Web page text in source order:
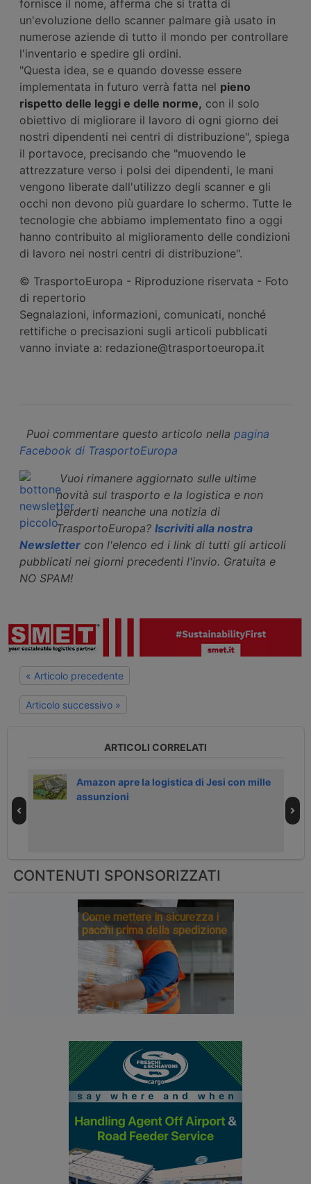
fornisce il nome, afferma che si tratta di
un'evoluzione dello scanner palmare già usato in
numerose aziende di tutto il mondo per controllare
l'inventario e spedire gli ordini.
"Questa idea, se e quando dovesse essere
implementata in futuro verrà fatta nel pieno
rispetto delle leggi e delle norme, con il solo
obiettivo di migliorare il lavoro di ogni giorno dei
nostri dipendenti nei centri di distribuzione", spiega
il portavoce, precisando che "muovendo le
attrezzature verso i polsi dei dipendenti, le mani
vengono liberate dall'utilizzo degli scanner e gli
occhi non devono più guardare lo schermo. Tutte le
tecnologie che abbiamo implementato fino a oggi
hanno contribuito al miglioramento delle condizioni
di lavoro nei nostri centri di distribuzione".
© TrasportoEuropa - Riproduzione riservata - Foto
di repertorio
Segnalazioni, informazioni, comunicati, nonché
rettifiche o precisazioni sugli articoli pubblicati
vanno inviate a: redazione@trasportoeuropa.it
Puoi commentare questo articolo nella pagina
Facebook di TrasportoEuropa
Vuoi rimanere aggiornato sulle ultime
novità sul trasporto e la logistica e non
perderti neanche una notizia di
TrasportoEuropa? Iscriviti alla nostra
Newsletter con l'elenco ed i link di tutti gli articoli
pubblicati nei giorni precedenti l'invio. Gratuita e
NO SPAM!
« Articolo precedente
Articolo successivo »
ARTICOLI CORRELATI
Amazon apre la logistica di Jesi con mille
assunzioni
CONTENUTI SPONSORIZZATI
Come mettere in sicurezza i
pacchi prima della spedizione